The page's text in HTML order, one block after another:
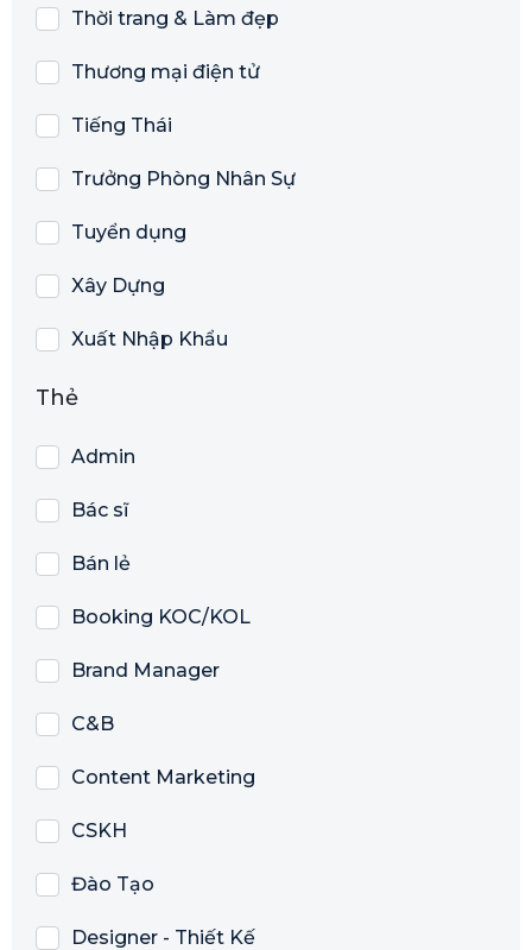
Thời trang & Làm đẹp
Thương mại điện tử
Tiếng Thái
Trưởng Phòng Nhân Sự
Tuyển dụng
Xây Dựng
Xuất Nhập Khẩu
Thẻ
Admin
Bác sĩ
Bán lẻ
Booking KOC/KOL
Brand Manager
C&B
Content Marketing
CSKH
Đào Tạo
Designer - Thiết Kế